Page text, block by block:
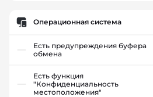
Операционная система
Есть предупреждения буфера
обмена
Есть функция
"Конфиденциальность
местоположения"